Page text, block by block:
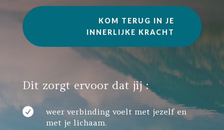
KOM TERUG IN JE
INNERLIJKE KRACHT
Dit zorgt ervoor dat jij :

weer verbinding voelt met jezelf en
met je lichaam.